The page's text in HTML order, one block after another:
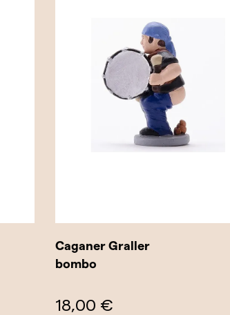
Caganer Graller
bombo
18,00 €